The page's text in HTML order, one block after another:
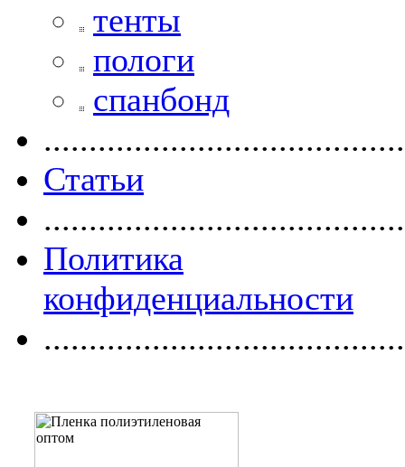
тенты
пологи
спанбонд
Статьи
Политика
конфиденциальности